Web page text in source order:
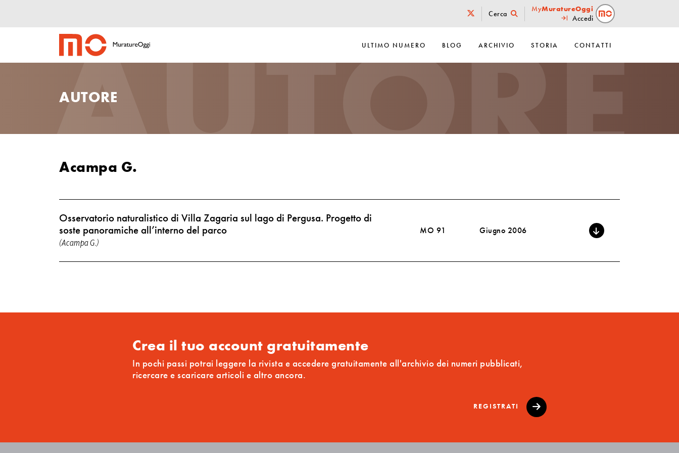
Cerca
MyMuratureOggi
Accedi
ULTIMO NUMERO BLOG ARCHIVIO STORIA CONTATTI
AUTORE
AUTORE
Acampa G.
Osservatorio naturalistico di Villa Zagaria sul lago di Pergusa. Progetto di
soste panoramiche all’interno del parco
(Acampa G.)
MO 91 Giugno 2006
Crea il tuo account gratuitamente
In pochi passi potrai leggere la rivista e accedere gratuitamente all'archivio dei numeri pubblicati,
ricercare e scaricare articoli e altro ancora.
REGISTRATI